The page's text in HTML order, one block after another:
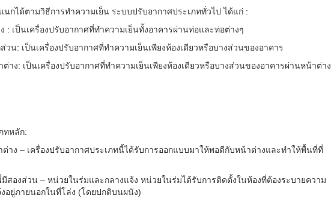
กได้ตามวิธีการทำความเย็น ระบบปรับอากาศประเภททั่วไป ได้แก่ :
: เป็นเครื่องปรับอากาศที่ทำความเย็นทั้งอาคารผ่านท่อและท่อต่างๆ
น: เป็นเครื่องปรับอากาศที่ทำความเย็นเพียงห้องเดียวหรือบางส่วนของอาคาร
าง: เป็นเครื่องปรับอากาศที่ทำความเย็นเพียงห้องเดียวหรือบางส่วนของอาคารผ่านหน้าต่าง
ทหลัก:
าง – เครื่องปรับอากาศประเภทนี้ได้รับการออกแบบมาให้พอดีกับหน้าต่างและทำให้พื้นที่ที่
สองส่วน – หน่วยในร่มและกลางแจ้ง หน่วยในร่มได้รับการติดตั้งในห้องที่ต้องระบายความ
อยู่ภายนอกในที่โล่ง (โดยปกติบนผนัง)